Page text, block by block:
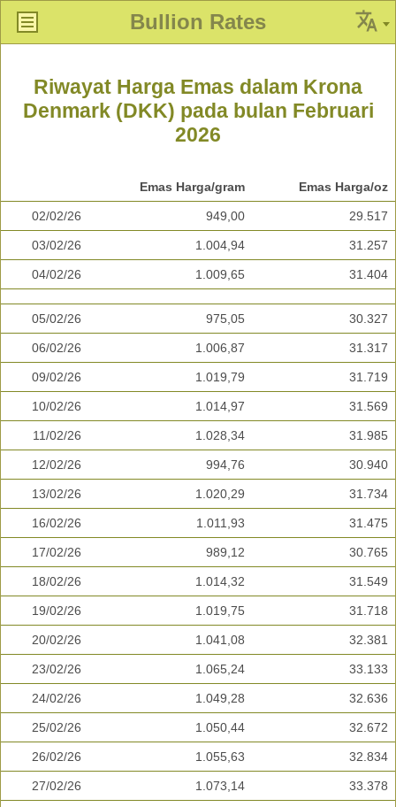
Bullion Rates
Riwayat Harga Emas dalam Krona
Denmark (DKK) pada bulan Februari
2026
Emas Harga/gram Emas Harga/oz
02/02/26 949,00 29.517
03/02/26 1.004,94 31.257
04/02/26 1.009,65 31.404
05/02/26 975,05 30.327
06/02/26 1.006,87 31.317
09/02/26 1.019,79 31.719
10/02/26 1.014,97 31.569
11/02/26 1.028,34 31.985
12/02/26 994,76 30.940
13/02/26 1.020,29 31.734
16/02/26 1.011,93 31.475
17/02/26 989,12 30.765
18/02/26 1.014,32 31.549
19/02/26 1.019,75 31.718
20/02/26 1.041,08 32.381
23/02/26 1.065,24 33.133
24/02/26 1.049,28 32.636
25/02/26 1.050,44 32.672
26/02/26 1.055,63 32.834
27/02/26 1.073,14 33.378